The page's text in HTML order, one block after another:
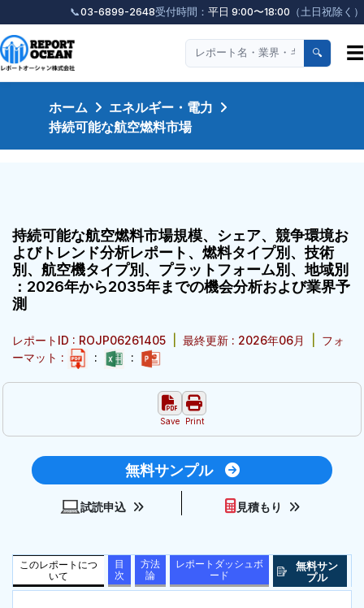
📞03-6899-2648受付時間： 平日 9:00〜18:00 （土日祝除く）
🔍 ☰
ホーム
エネルギー・電力
持続可能な航空燃料市場
持続可能な航空燃料市場規模、シェア、競争環境お
よびトレンド分析レポート、燃料タイプ別、技術
別、航空機タイプ別、プラットフォーム別、地域別
：2026年から2035年までの機会分析および業界予
測
レポートID : ROJP06261405 最終更新 : 2026年06月
フォ
ーマット :
: :
Save Print
無料サンプル
試読申込 見積もり
このレポートにつ
いて
目
次
方法
論
レポートダッシュボ
ード
無料サン
プル